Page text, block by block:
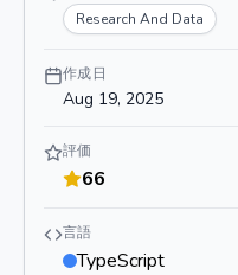
Research And Data
作成日
Aug 19, 2025
評価
66
言語
TypeScript